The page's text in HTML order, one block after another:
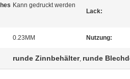
Kann gedruckt werden
Lack:
0.23MM Nutzung:
runde Zinnbehälter, runde